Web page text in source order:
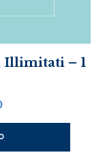
Illimitati – 1
Il
attuale
è: